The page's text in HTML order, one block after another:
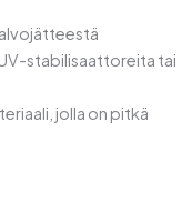
stabilisaattoreita tai
jolla on pitkä